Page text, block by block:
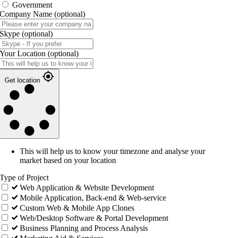
Government
Company Name (optional)
Skype (optional)
Your Location (optional)
Get location
This will help us to know your timezone and analyse your
market based on your location
Type of Project
Web Application & Website Development
Mobile Application, Back-end & Web-service
Custom Web & Mobile App Clones
Web/Desktop Software & Portal Development
Business Planning and Process Analysis